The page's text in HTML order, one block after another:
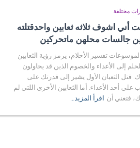
مختلفة
أني اشوف ثلاثه ثعابين واحدقتلته
جالسات محلهن ماتحركين
تفسير الأحلام، يرمز رؤية الثعابين
إلى الأعداء والخصوم الذين قد يحاولون
قتل الثعبان الأول يشير إلى قدرتك على
على أحد الأعداء. أما الثعابين الأخرى اللتي لم
فتعني أن اقرأ المزيد…